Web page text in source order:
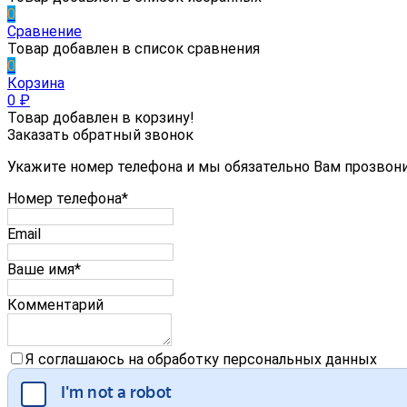
0
Сравнение
Товар добавлен в список сравнения
0
Корзина
0 ₽
Товар добавлен в корзину!
Заказать обратный звонок
Укажите номер телефона и мы обязательно Вам
Номер телефона*
Email
Ваше имя*
Комментарий
Я соглашаюсь на обработку персональных данных